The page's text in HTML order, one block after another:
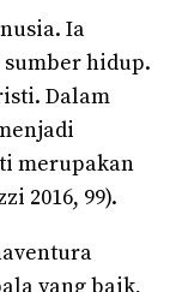
Ia
hidup.
Dalam
merupakan
2016, 99).